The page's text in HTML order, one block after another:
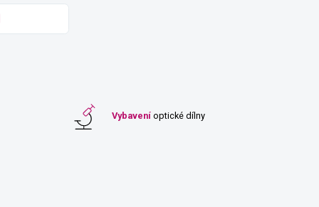
Vybavení optické dílny